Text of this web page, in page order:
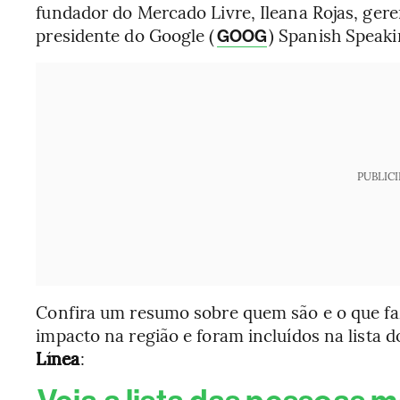
fundador do Mercado Livre, Ileana Rojas,
presidente do Google (GOOG) Spanish
Confira um resumo sobre quem são e o que
impacto na região e foram incluídos na lista
Línea: